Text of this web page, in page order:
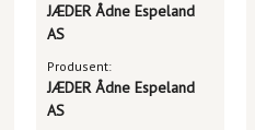
JÆDER Ådne Espeland
AS
Produsent:
JÆDER Ådne Espeland
AS